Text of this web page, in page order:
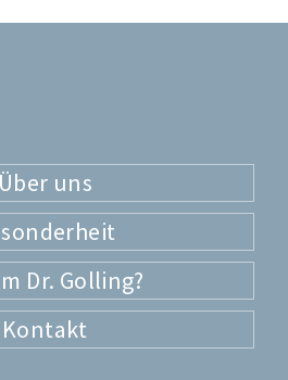
Über uns
Dr. Golling?
Kontakt